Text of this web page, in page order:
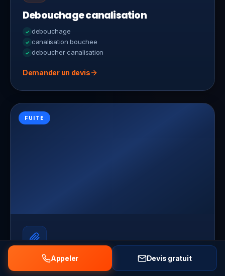
Debouchage canalisation
debouchage
canalisation bouchee
deboucher canalisation
Demander un devis
FUITE
Recherche de fuite
Appeler Devis gratuit